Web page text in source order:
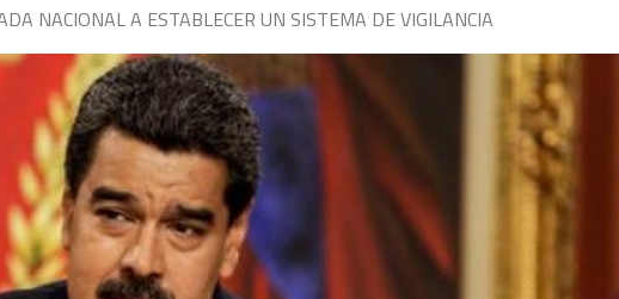
NACIONAL A ESTABLECER UN SISTEMA DE VIGILANCIA